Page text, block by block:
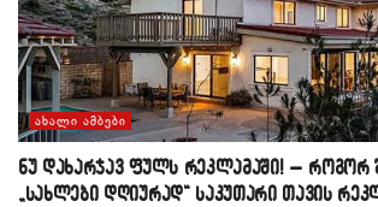
ᲐᲮᲐᲚᲘ ᲐᲛᲑᲔᲑᲘ
​ნუ დახარჯავ ფულს რეკლამაში! – როგორ
„სახლები დღიურად“ საკუთარი თავის